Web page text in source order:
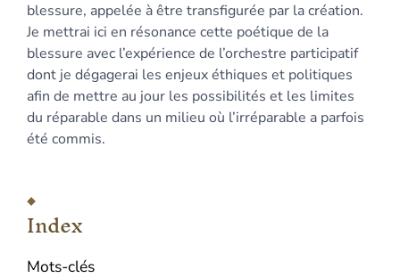
blessure, appelée à être transfigurée par la création.
Je mettrai ici en résonance cette poétique de la
blessure avec l’expérience de l’orchestre participatif
dont je dégagerai les enjeux éthiques et politiques
afin de mettre au jour les possibilités et les limites
du réparable dans un milieu où l’irréparable a parfois
été commis.
Index
Mots-clés